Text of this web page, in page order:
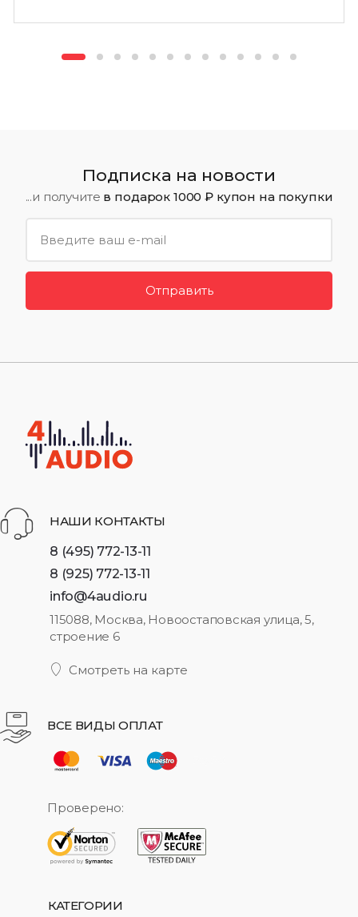
Подписка на новости
...и получите в подарок 1000 ₽ купон на покупки
Отправить
НАШИ КОНТАКТЫ
8 (495) 772-13-11
8 (925) 772-13-11
info@4audio.ru
115088, Москва, Новоостаповская улица, 5,
строение 6
Смотреть на карте
ВСЕ ВИДЫ ОПЛАТ
Проверено:
КАТЕГОРИИ